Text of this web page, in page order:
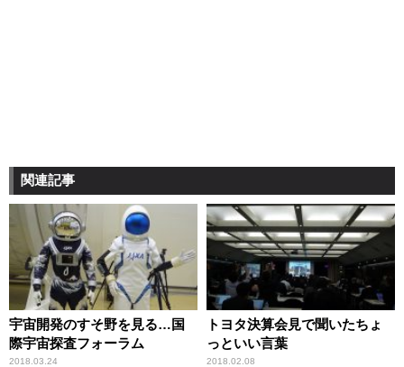
関連記事
宇宙開発のすそ野を見る…国
際宇宙探査フォーラム
2018.03.24
トヨタ決算会見で聞いたちょ
っといい言葉
2018.02.08